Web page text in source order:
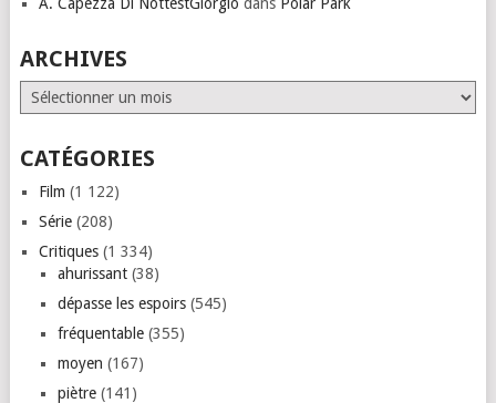
ARCHIVES
Archives
CATÉGORIES
Film (1 122)
Série(208)
Critiques(1 334)
ahurissant(38)
dépasse les espoirs(545)
fréquentable(355)
moyen (167)
piètre(141)